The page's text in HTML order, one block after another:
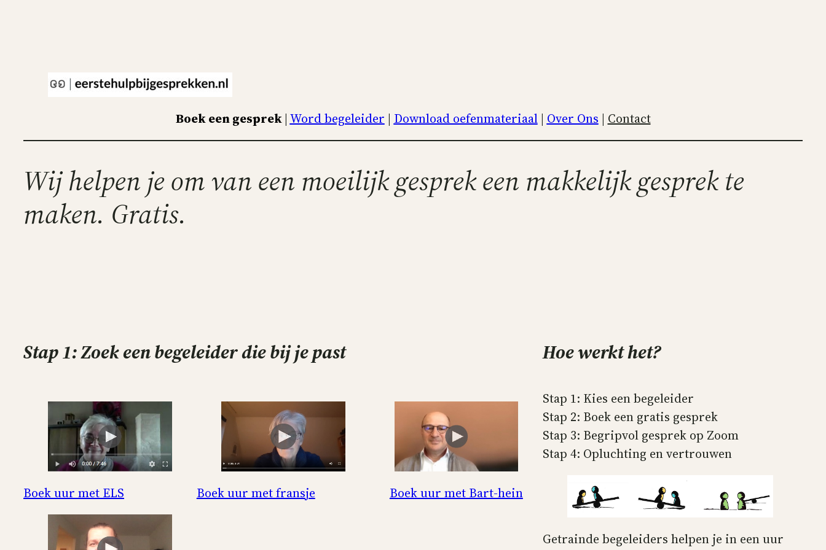
Boek een gesprek| Wordbegeleider | Download oefenmateriaal| Over Ons | Contact
Wij helpen je om van een moeilijkgesprek een makkelijkgesprek te
maken. Gratis.
Stap 1: Zoek een begeleiderdie bij je past
Boek uur met ELS Boek uur met fransje Boek uur met Bart-hein
Hoe werkt het?
Stap 1: Kies een begeleider
Stap 2: Boek een gratis gesprek
Stap 3: Begripvol gesprek op Zoom
Stap 4: Opluchting en vertrouwen
Getrainde begeleiders helpen je in een uur